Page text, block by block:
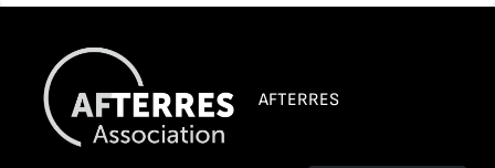
AFTERRES